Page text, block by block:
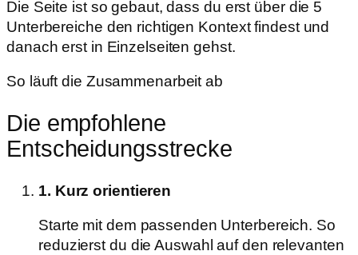
Die Seite ist so gebaut, dass du erst über die 5
Unterbereiche den richtigen Kontext findest und
danach erst in Einzelseiten gehst.
So läuft die Zusammenarbeit ab
Die empfohlene
Entscheidungsstrecke
1. Kurz orientieren
Starte mit dem passenden Unterbereich. So
reduzierst du die Auswahl auf den relevanten